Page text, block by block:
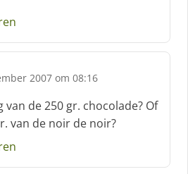
2007 om 08:16
van de 250 gr. chocolade? Of
van de noir de noir?